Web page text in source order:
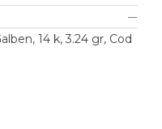
14 k, 3.24 gr, Cod